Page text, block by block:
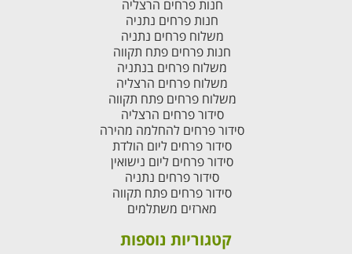
חנות פרחים הרצליה
חנות פרחים נתניה
משלוח פרחים נתניה
חנות פרחים פתח תקווה
משלוח פרחים בנתניה
משלוח פרחים הרצליה
משלוח פרחים פתח תקווה
סידור פרחים הרצליה
סידור פרחים להחלמה מהירה
סידור פרחים ליום הולדת
סידור פרחים ליום נישואין
סידור פרחים נתניה
סידור פרחים פתח תקווה
מארזים משתלמים
קטגוריות נוספות